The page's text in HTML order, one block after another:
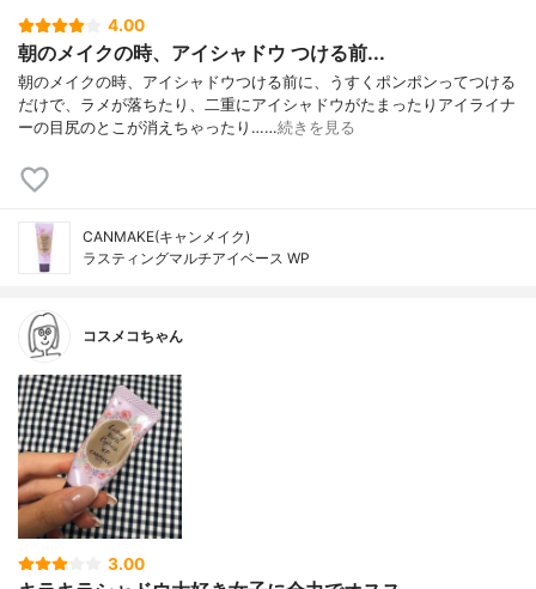
4.00
朝のメイクの時、アイシャドウ つける前...
朝のメイクの時、アイシャドウつける前に、うすくポンポンってつける
だけで、ラメが落ちたり、二重にアイシャドウがたまったりアイライナ
ーの目尻のとこが消えちゃったり……続きを見る
CANMAKE(キャンメイク)
ラスティングマルチアイベース WP
コスメコちゃん
3.00